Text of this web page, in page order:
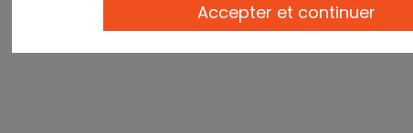
Accepter et continuer